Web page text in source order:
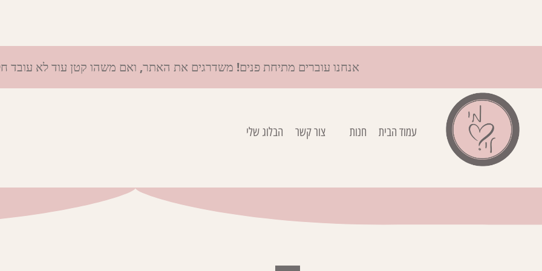
אנחנו עוברים מתיחת פנים! משדרגים את האתר, ואם משהו קטן עוד לא עובד
עמוד הבית חנות צור קשר הבלוג שלי